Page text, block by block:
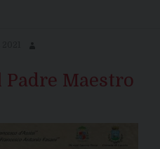
Padre Maestro